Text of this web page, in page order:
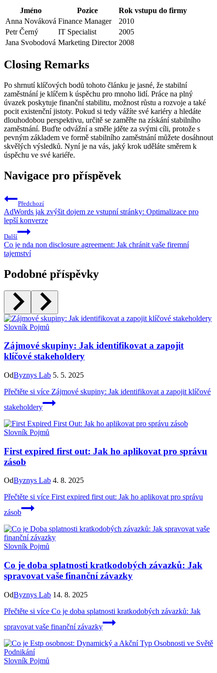
Jméno Pozice
Rok vstupu do firmy
Anna Nováková Finance Manager
2010
Petr Černý
IT Specialist
2005
Jana Svobodová Marketing Director 2008
Closing Remarks
Po shrnutí klíčových bodů tohoto článku je jasné, že stabilní
zaměstnání je klíčem k úspěchu pro mnoho lidí. Práce na plný
úvazek poskytuje finanční stabilitu, možnost růstu a rozvoje a také
pocit existenční jistoty. Pokud si tedy vážíte své kariéry a hledáte
dlouhodobou perspektivu, určitě se zaměřte na získání stabilního
zaměstnání. Buďte odvážní a směle jděte za svými cíli, protože s
pevným základem ve formě stabilního zaměstnání můžete dosáhnout
skvělých výsledků. Nyní je na vás, jaký krok uděláte směrem k
úspěchu ve své kariéře.
Navigace pro příspěvek
Předchozí
AdWords jak zvýšit dojem ze vstupní stránky: Optimalizace pro
lepší konverze
Další
Co je nda non disclosure agreement: Jak chránit vaše firemní
tajemství
Podobné příspěvky
Slovník Pojmů
Zájmové skupiny: Jak identifikovat a zapojit
klíčové stakeholdery
OdByznys Lab 5. 5. 2025
Přečtěte si více Zájmové skupiny: Jak identifikovat a zapojit klíčové
stakeholdery
Slovník Pojmů
First expired first out: Jak ho aplikovat pro správu
zásob
OdByznys Lab 4. 8. 2025
Přečtěte si více First expired first out: Jak ho aplikovat pro správu
zásob
Slovník Pojmů
Co je doba splatnosti kratkodobých závazků: Jak
spravovat vaše finanční závazky
OdByznys Lab 14. 8. 2025
Přečtěte si více Co je doba splatnosti kratkodobých závazků: Jak
spravovat vaše finanční závazky
Slovník Pojmů